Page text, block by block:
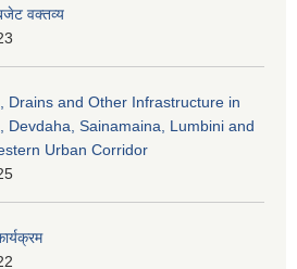
वक्तव्य
Drains and Other Infrastructure in
Devdaha, Sainamaina, Lumbini and
Urban Corridor